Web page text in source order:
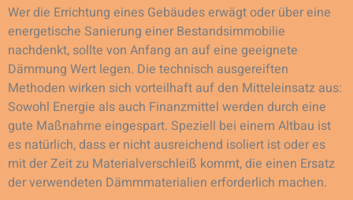
Wer die Errichtung eines Gebäudes erwägt oder über eine
energetische Sanierung einer Bestandsimmobilie
nachdenkt, sollte von Anfang an auf eine geeignete
Dämmung Wert legen. Die technisch ausgereiften
Methoden wirken sich vorteilhaft auf den Mitteleinsatz aus:
Sowohl Energie als auch Finanzmittel werden durch eine
gute Maßnahme eingespart. Speziell bei einem Altbau ist
es natürlich, dass er nicht ausreichend isoliert ist oder es
mit der Zeit zu Materialverschleiß kommt, die einen Ersatz
der verwendeten Dämmmaterialien erforderlich machen.